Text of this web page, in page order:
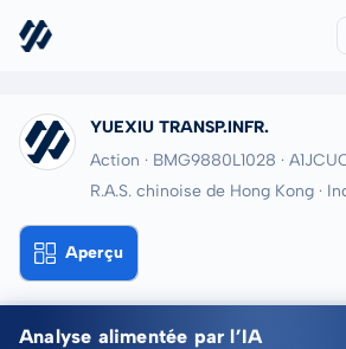
YUEXIU TRANSP.INFR.
Action · BMG9880L1028 ·
R.A.S. chinoise de Hong Kong ·
Aperçu
Analyse alimentée par l’IA